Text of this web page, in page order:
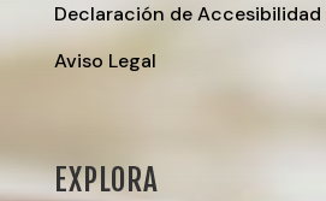
Declaración de Accesibilidad
Aviso Legal
EXPLORA